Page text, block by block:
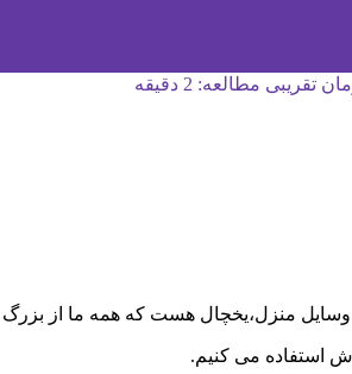
تقریبی مطالعه: 2 دقیقه
منزل،یخچال هست که همه ما از
استفاده می کنیم.